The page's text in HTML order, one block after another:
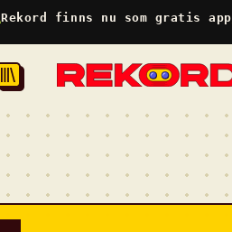
Rekord finns nu som gratis app